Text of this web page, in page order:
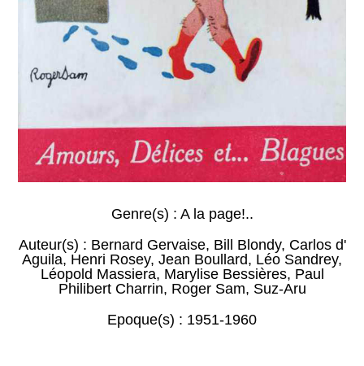
Genre(s) : A la page!..
Auteur(s) : Bernard Gervaise, Bill Blondy, Carlos d'
Aguila, Henri Rosey, Jean Boullard, Léo Sandrey,
Léopold Massiera, Marylise Bessières, Paul
Philibert Charrin, Roger Sam, Suz-Aru
Epoque(s) : 1951-1960